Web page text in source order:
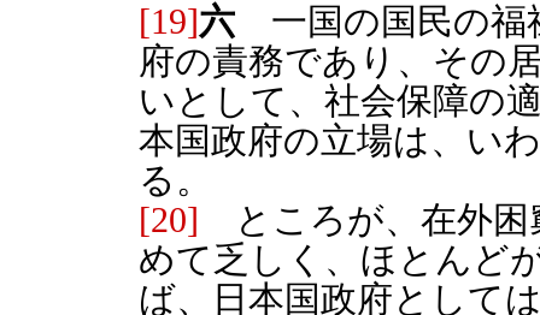
[19]六 一国の国民の福
府の責務であり、その
いとして、社会保障の
本国政府の立場は、い
る。
[20] ところが、在外困
めて乏しく、ほとんど
ば、日本国政府として